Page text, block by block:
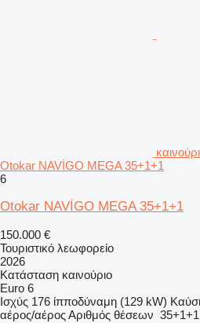
Otokar NAVİGO MEGA 35+1+1
6
Otokar NAVİGO MEGA 35+1+1
150.000 €
Τουριστικό λεωφορείο
2026
Κατάσταση καινούριο
Euro 6
Ισχύς 176 ίπποδύναμη (129 kW)
αέρος/αέροςΑριθμός θέσεων 35+1+1